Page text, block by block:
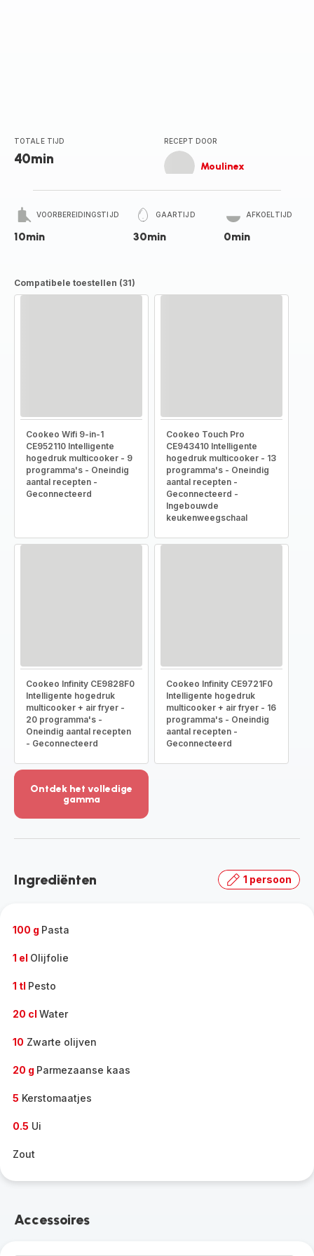
TOTALE TIJD
40min
RECEPT DOOR
Moulinex
VOORBEREIDINGSTIJD
10min
GAARTIJD
30min
AFKOELTIJD
0min
Compatibele toestellen (31)
Cookeo Wifi 9-in-1
CE952110 Intelligente
hogedruk multicooker - 9
programma's - Oneindig
aantal recepten -
Geconnecteerd
Cookeo Touch Pro
CE943410 Intelligente
hogedruk multicooker - 13
programma's - Oneindig
aantal recepten -
Geconnecteerd -
Ingebouwde
keukenweegschaal
Cookeo Infinity CE9828F0
Intelligente hogedruk
multicooker + air fryer -
20 programma's -
Oneindig aantal recepten
- Geconnecteerd
Cookeo Infinity CE9721F0
Intelligente hogedruk
multicooker + air fryer - 16
programma's - Oneindig
aantal recepten -
Geconnecteerd
Ontdek het volledige
gamma
-
volledige
Ingrediënten 1 persoon
100 g Pasta
1 el Olijfolie
1 tl Pesto
20 cl Water
10 Zwarte olijven
20 g Parmezaanse kaas
5 Kerstomaatjes
0.5 Ui
Zout
Accessoires